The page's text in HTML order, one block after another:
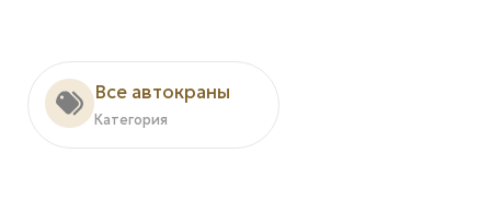
Все автокраны
Категория